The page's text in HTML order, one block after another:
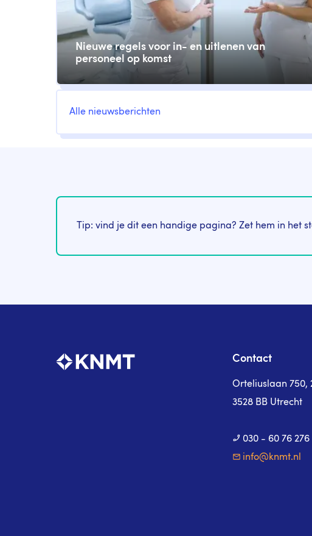
Nieuwe regels voor in- en uitlenen van
personeel op komst
tegel
Link
Alle nieuwsberichten
Tip: vind je dit een handige pagina? Zet hem in het
Contact
Orteliuslaan 750,
3528 BB Utrecht
030 - 60 76 276
info@knmt.nl